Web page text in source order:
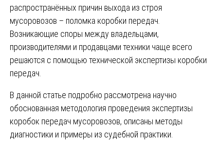
распространённых причин выхода из строя
мусоровозов – поломка коробки передач.
Возникающие споры между владельцами,
производителями и продавцами техники чаще всего
решаются с помощью технической экспертизы коробки
передач.
В данной статье подробно рассмотрена научно
обоснованная методология проведения экспертизы
коробок передач мусоровозов, описаны методы
диагностики и примеры из судебной практики.